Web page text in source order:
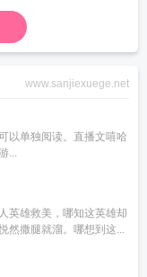
www.sanjiexuege.net
以单独阅读。直播文嘻哈
...
英雄救美，哪知这英雄却
然撒腿就溜。哪想到这...